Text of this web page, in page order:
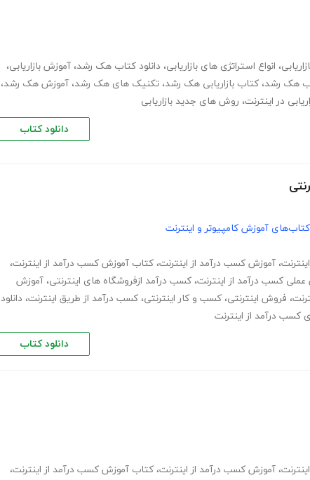
، انواع استراتژی های بازاریابی، دانلود کتاب هک رشد، آموزش بازاریابی،
هک رشد، کتاب بازاریابی هک رشد، تکنیک های هک رشد، آموزش هک رشد،
در اینترنت، روش های جدید بازاریابی
دانلود کتاب
کتاب‌های آموزش کامپیوتر و اینترنت
، آموزش کسب درآمد از اینترنت، کتاب آموزش کسب درآمد از اینترنت،
کسب درآمد از اینترنت، کسب درآمد ازفروشگاه های اینترنتی، آموزش
، فروش اینترنتی، کسب و کار اینترنتی، کسب درآمد از طریق اینترنت، دانلود
درآمد از اینترنت
دانلود کتاب
، آموزش کسب درآمد از اینترنت، کتاب آموزش کسب درآمد از اینترنت،